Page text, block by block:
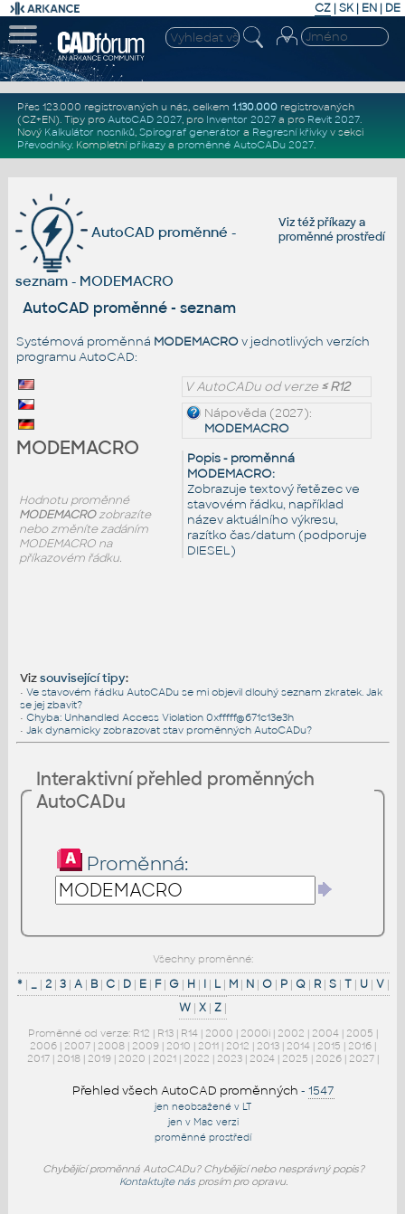
CZ | SK| EN | DE
Přes 123.000 registrovaných u nás, celkem 1.130.000registrovaných
(CZ+EN). Tipy pro AutoCAD 2027, pro Inventor 2027a pro Revit 2027.
Nový Kalkulátor nosníků, Spirograf generátor a Regresní křivkyv sekci
Převodníky. Kompletní příkazya proměnné AutoCADu 2027.
Viz téžpříkazya
proměnné prostředí
AutoCAD proměnné -
seznam - MODEMACRO
AutoCAD proměnné - seznam
Systémová proměnná MODEMACROv jednotlivých verzích
programu AutoCAD:
V AutoCADu od verze≤ R12
Nápověda (2027):
MODEMACRO
Popis - proměnná
MODEMACRO:
Zobrazuje textový řetězec ve
stavovém řádku, například
název aktuálního výkresu,
razítko čas/datum (podporuje
DIESEL)
MODEMACRO
Hodnotu proměnné
MODEMACROzobrazíte
nebo změníte zadáním
MODEMACRO na
příkazovém řádku.
Vizsouvisející tipy:
• Ve stavovém řádku AutoCADu se mi objevil dlouhý seznam zkratek. Jak
se jej zbavit?
• Chyba: Unhandled Access Violation 0xfffff@671c13e3h
• Jak dynamicky zobrazovat stav proměnných AutoCADu?
Interaktivní přehled proměnných
AutoCADu
Proměnná:
Všechny proměnné:
*| _| 2| 3| A| B| C| D| E| F| G| H | I| L| M| N| O| P| Q| R| S| T| U| V|
W | X | Z |
Proměnné od verze: R12 | R13 | R14 | 2000 | 2000i | 2002 | 2004 | 2005 |
2006 | 2007 | 2008 | 2009 | 2010 | 2011 | 2012 | 2013 | 2014 | 2015 | 2016 |
2017 | 2018 | 2019 | 2020 | 2021 | 2022 | 2023 | 2024 | 2025 | 2026 | 2027 |
Přehled všech AutoCAD proměnných - 1547
jen neobsažené v LT
jen v Mac verzi
proměnné prostředí
Chybějící proměnná AutoCADu? Chybějící nebo nesprávný popis?
Kontaktujte násprosím pro opravu.